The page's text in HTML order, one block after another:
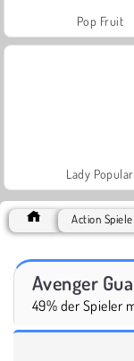
Pop Fruit
Lady Popular
Action Spiele
Avenger
49% der Spieler